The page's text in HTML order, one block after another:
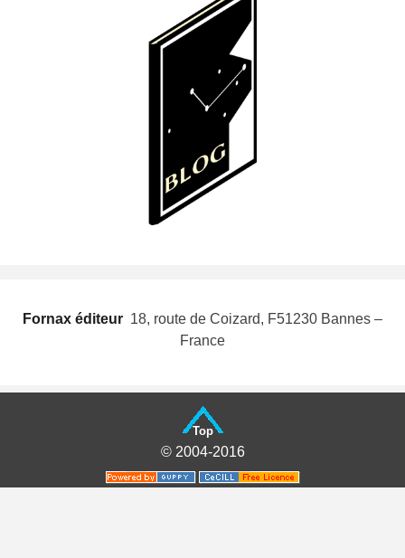
Fornax éditeur  18, route de Coizard, F51230 Bannes –
France
Top
© 2004-2016